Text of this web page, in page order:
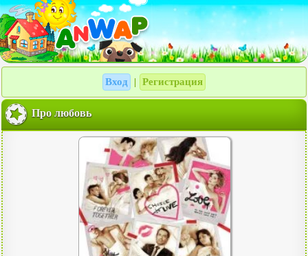
Вход Регистрация
Про любовь